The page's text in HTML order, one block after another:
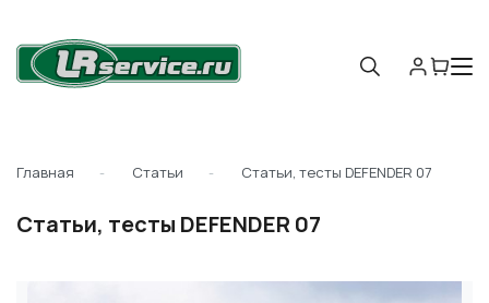
Главная Статьи Статьи, тесты DEFENDER 07
Статьи, тесты DEFENDER 07